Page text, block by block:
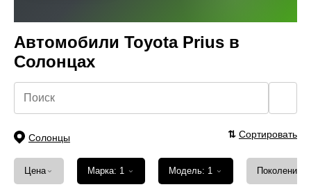
Автомобили Toyota Prius в
Солонцах
Солонцы ⇅ Сортировать
Цена ⌄ Марка: 1 ⌄ Модель: 1 ⌄ Поколение